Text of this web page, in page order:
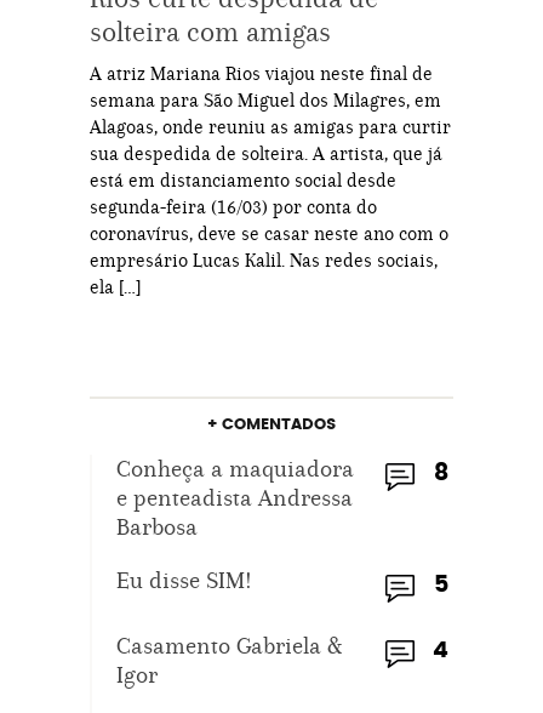
solteira com amigas
A atriz Mariana Rios viajou neste final de
semana para São Miguel dos Milagres, em
Alagoas, onde reuniu as amigas para curtir
sua despedida de solteira. A artista, que já
está em distanciamento social desde
segunda-feira (16/03) por conta do
coronavírus, deve se casar neste ano com o
empresário Lucas Kalil. Nas redes sociais,
ela […]
+ COMENTADOS
8
Conheça a maquiadora
e penteadista Andressa
Barbosa
5
Eu disse SIM!
4
Casamento Gabriela &
Igor